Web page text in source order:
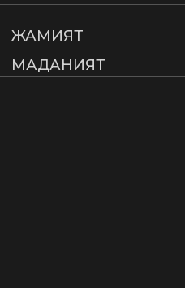
ЖАМИЯТ
МАДАНИЯТ